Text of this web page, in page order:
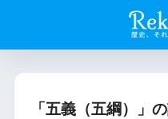
「五義（五綱）」